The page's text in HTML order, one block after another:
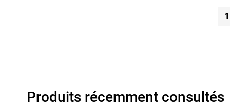
1
Produits récemment consultés